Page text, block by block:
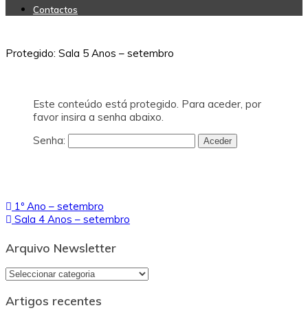
Contactos
Protegido: Sala 5 Anos – setembro
Este conteúdo está protegido. Para aceder, por
favor insira a senha abaixo.
Senha:
Navegação
de
artigos
1º Ano – setembro
Sala 4 Anos – setembro
Arquivo Newsletter
Arquivo
Artigos recentes